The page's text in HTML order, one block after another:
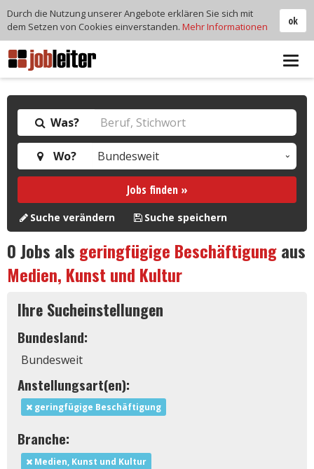
Was?
Wo?
Jobs finden »
Suche verändern Suche speichern
0Jobs als geringfügige Beschäftigungaus
Medien, Kunst und Kultur
Ihre Sucheinstellungen
Bundesland:
Bundesweit
Anstellungsart(en):
geringfügige Beschäftigung
Branche:
Medien, Kunst und Kultur
ok
Durch die Nutzung unserer Angebote erklären Sie sich mit
dem Setzen von Cookies einverstanden. Mehr Informationen